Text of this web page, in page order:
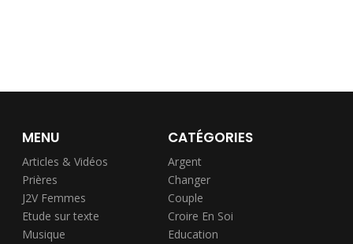
MENU
Articles & Vidéos
Prières
J2V Femmes
Etude sur texte
Musique
CATÉGORIES
Argent
Changer
Couple
Croire En Soi
Education